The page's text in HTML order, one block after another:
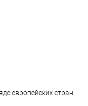
европейских стран